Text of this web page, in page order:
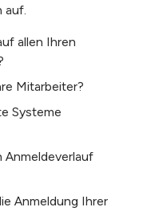
auf.
allen Ihren
Mitarbeiter?
Systeme
Anmeldeverlauf
Anmeldung Ihrer